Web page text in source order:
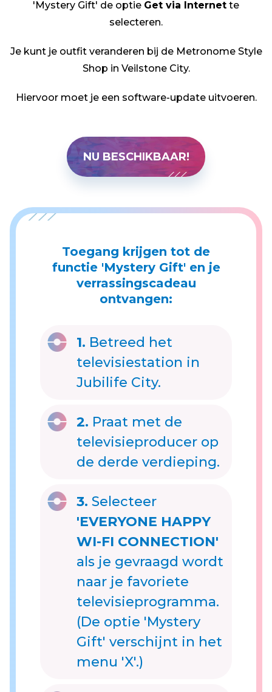
'Mystery Gift' de optie Get via Internet te
selecteren.
Je kunt je outfit veranderen bij de Metronome Style
Shop in Veilstone City.
Hiervoor moet je een software-update uitvoeren.
NU BESCHIKBAAR!
Toegang krijgen tot de
functie 'Mystery Gift' en je
verrassingscadeau
ontvangen:
1. Betreed het
televisiestation in
Jubilife City.
2. Praat met de
televisieproducer op
de derde verdieping.
3. Selecteer
'EVERYONE HAPPY
WI-FI CONNECTION'
als je gevraagd wordt
naar je favoriete
televisieprogramma.
(De optie 'Mystery
Gift' verschijnt in het
menu 'X'.)